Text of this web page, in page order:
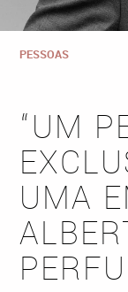
PESSOAS
“UM
UMA